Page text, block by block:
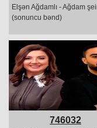
Elşən Ağdamlı - Ağdam
(sonuncu bənd)
746032